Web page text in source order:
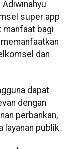
super app
manfaat bagi
dan
dapat
dengan
perbankan,
layanan publik.